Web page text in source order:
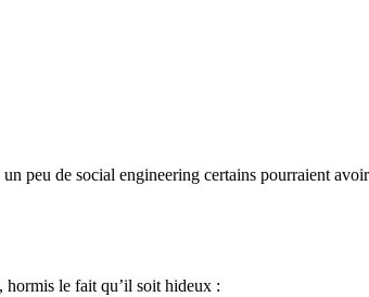
peu de social engineering certains pourraient
hormis le fait qu’il soit hideux :